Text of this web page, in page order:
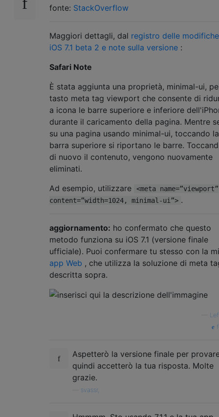
fonte: StackOverflow
Maggiori dettagli, dal registro delle
iOS 7.1 beta 2 e note sulla versione :
Safari Note
È stata aggiunta una proprietà, minimal-ui,
tasto meta tag viewport che consente di
a icona le barre superiore e inferiore
durante il caricamento della pagina. Mentre
su una pagina usando minimal-ui, toccando la
barra superiore si riportano le barre.
di nuovo il contenuto, vengono nuovamente
eliminati.
Ad esempio, utilizzare
<meta name=”viewport”
content=”width=1024, minimal-ui”> .
aggiornamento: ho confermato che questo
metodo funziona su iOS 7.1 (versione finale
ufficiale). Puoi confermare tu stesso con la
app Web , che utilizza la soluzione di meta
descritta sopra.
Aspetterò la versione finale per
quindi accetterò la tua risposta. Molte
grazie.
svassr,